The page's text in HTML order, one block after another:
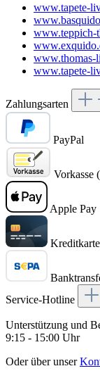
www.tapete-
www.teppich-
www.thomas-
www.tapete-
Zahlungsarten
PayPal
Vorkasse
Apple Pay
Kreditkarte
Service-Hotline
Unterstützung und
9:15 - 15:00 Uhr
Oder über unser